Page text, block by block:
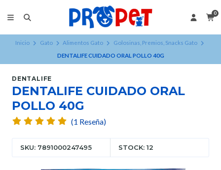
0
Inicio Gato Alimentos Gato
Golosinas, Premios, Snacks Gato
DENTALIFE CUIDADO ORAL POLLO 40G
DENTALIFE
DENTALIFE CUIDADO ORAL
POLLO 40G
(1 Reseña)
SKU: 7891000247495 STOCK: 12